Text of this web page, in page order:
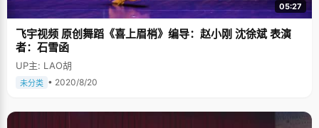
05:27
飞宇视频 原创舞蹈《喜上眉梢》编导：赵小刚 沈徐斌 表演
者：石雪函
UP主: LAO胡
未分类 • 2020/8/20